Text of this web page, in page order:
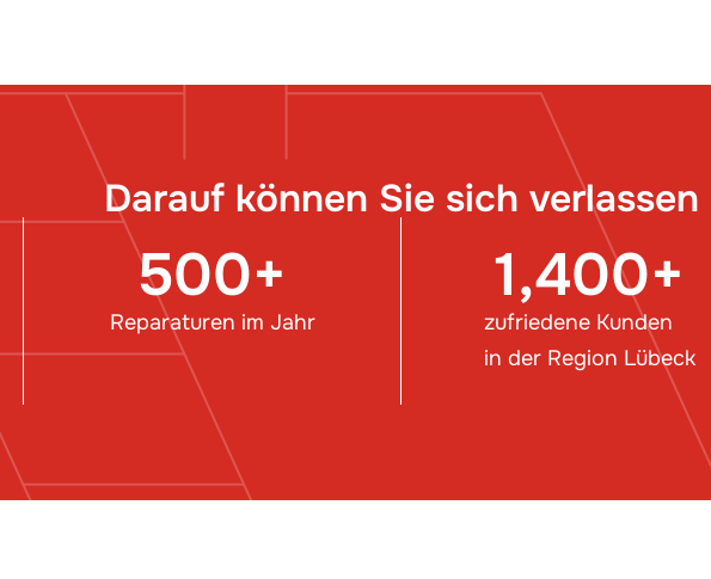
Darauf können Sie sich verlassen
Reparaturen im Jahr
500+
zufriedene Kunden
in der Region Lübeck
1,400+